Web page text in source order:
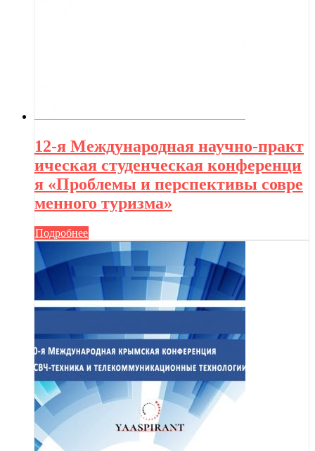
12-я Международная научно-практ
ическая студенческая конференци
я «Проблемы и перспективы совре
менного туризма»
Подробнее